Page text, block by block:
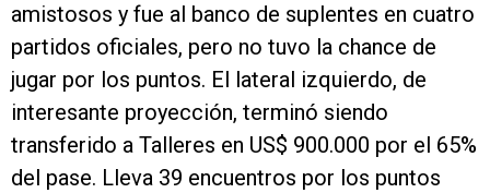
amistosos y fue al banco de suplentes en cuatro
partidos oficiales, pero no tuvo la chance de
jugar por los puntos. El lateral izquierdo, de
interesante proyección, terminó siendo
transferido a Talleres en US$ 900.000 por el 65%
del pase. Lleva 39 encuentros por los puntos